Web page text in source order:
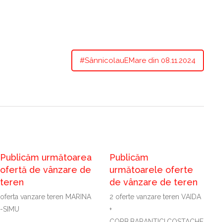
#SânnicolauEMare din 08.11.2024
Publicăm următoarea
ofertă de vânzare de
teren
oferta vanzare teren MARINA
-SIMU
Publicăm
următoarele oferte
de vânzare de teren
2 oferte vanzare teren VAIDA
+